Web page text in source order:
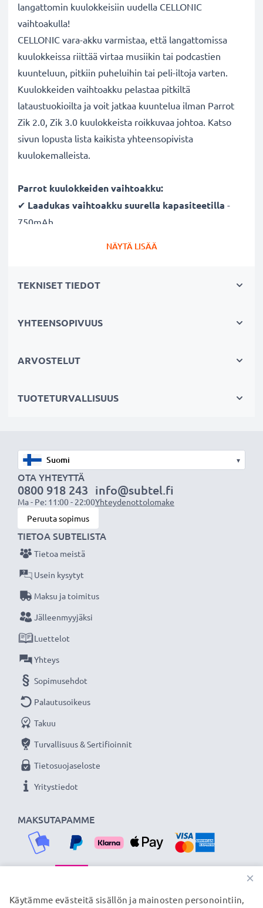
langattomin kuulokkeisiin uudella CELLONIC
vaihtoakulla!
CELLONIC vara-akku varmistaa, että langattomissa
kuulokkeissa riittää virtaa musiikin tai podcastien
kuunteluun, pitkiin puheluihin tai peli-iltoja varten.
Kuulokkeiden vaihtoakku pelastaa pitkiltä
lataustuokioilta ja voit jatkaa kuuntelua ilman Parrot
Zik 2.0, Zik 3.0 kuulokkeista roikkuvaa johtoa. Katso
sivun lopusta lista kaikista yhteensopivista
kuulokemalleista.
Parrot kuulokkeiden vaihtoakku:
✔ Laadukas vaihtoakku suurella kapasiteetilla -
750mAh
ylikuumenemiselta ja ylijännitteeltä
rakennettu kenno testataan
kuulokkeiden alkuperäisen akun
tuotteista)
Tuotemerkki
Kapasiteetti: 750mAh
Jännite: 3.7V
Teknologia: Litiumionit
CELLONIC vaihtoakku - korkeaa laatua edulliseen
hintaan.
★3 vuoden takuu
verkkokauppa, joka tarjoaa laadukkaita tuotteita, ja
siksi tarjoamme 36 kuukauden takuun!
NÄYTÄ LISÄÄ
TEKNISET TIEDOT
YHTEENSOPIVUUS
ARVOSTELUT
TUOTETURVALLISUUS
▾
OTA YHTEYTTÄ
0800 918 243
Ma - Pe: 11:00 - 22:00
info@subtel.fi
Yhteydenottolomake
Peruuta sopimus
MAKSUTAPAMME
TIETOA SUBTELISTA
Tietoa meistä
Usein kysytyt
Maksu ja toimitus
Jälleenmyyjäksi
Luettelot
Yhteys
Sopimusehdot
Palautusoikeus
Takuu
Turvallisuus & Sertifioinnit
Tietosuojaseloste
Yritystiedot
TOIMITUSKUMPPANIMME
×
Käytämme evästeitä sisällön ja mainosten personointiin,